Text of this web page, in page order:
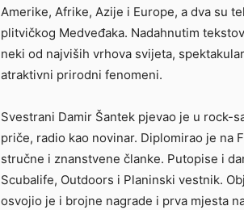
Amerike, Afrike, Azije i Europe, a dva su
plitvičkog Medveđaka. Nadahnutim
neki od najviših vrhova svijeta,
atraktivni prirodni fenomeni.
Svestrani Damir Šantek pjevao je u rock-
priče, radio kao novinar. Diplomirao je na
stručne i znanstvene članke. Putopise i
Scubalife, Outdoors i Planinski vestnik.
osvojio je i brojne nagrade i prva mjesta